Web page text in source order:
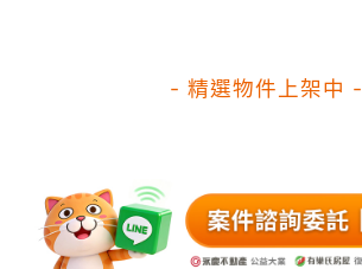
- 精選物件上架中 -